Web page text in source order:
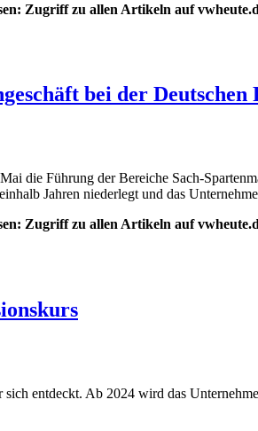
Zugriff zu allen Artikeln auf
bei der Deutschen
die Führung der Bereiche Sach-
Jahren niederlegt und das
Zugriff zu allen Artikeln auf
entdeckt. Ab 2024 wird das